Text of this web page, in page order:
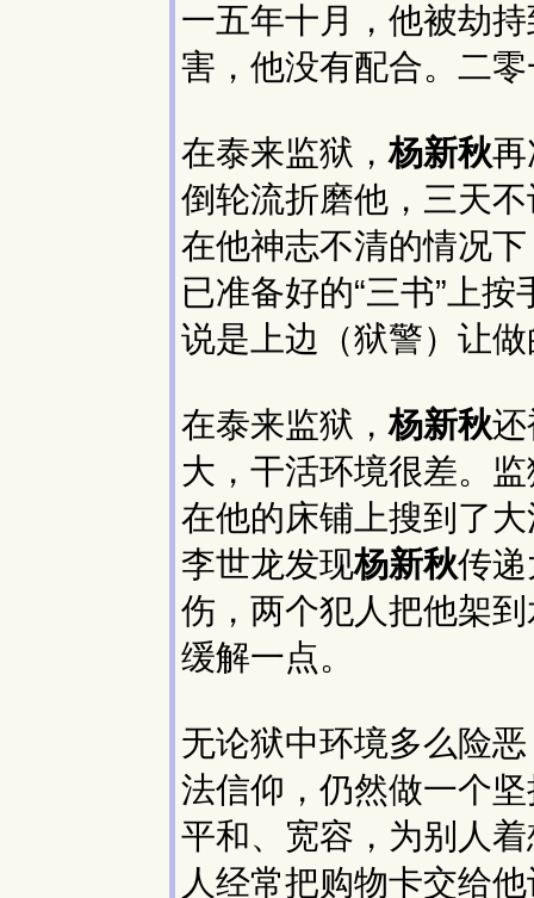
一五年十月，他被劫
害，他没有配合。二
在泰来监狱，杨新秋再
倒轮流折磨他，三天
在他神志不清的情况
已准备好的“三书”上
说是上边（狱警）让
在泰来监狱，杨新秋
大，干活环境很差。
在他的床铺上搜到了
李世龙发现杨新秋传
伤，两个犯人把他架
缓解一点。
无论狱中环境多么险
法信仰，仍然做一个
平和、宽容，为别人
人经常把购物卡交给